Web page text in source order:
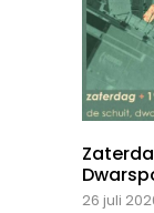
26 juli